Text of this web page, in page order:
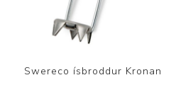
Swereco ísbroddur Kronan